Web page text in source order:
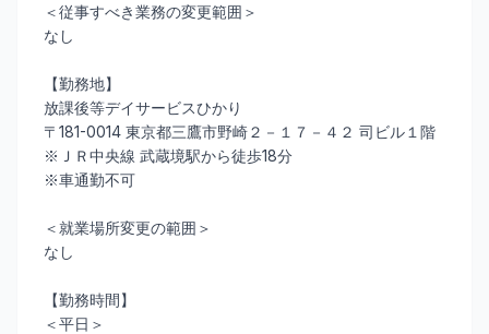
＜従事すべき業務の変更範囲＞
なし
【勤務地】
放課後等デイサービスひかり
〒181-0014 東京都三鷹市野崎２－１７－４２ 司ビル１階
※ＪＲ中央線 武蔵境駅から徒歩18分
※車通勤不可
＜就業場所変更の範囲＞
なし
【勤務時間】
＜平日＞